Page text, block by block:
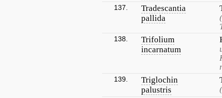
137.
Tradescantia
pallida
138.
Trifolium
incarnatum
139.
Triglochin
palustris